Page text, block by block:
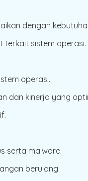
dengan
terkait sistem operasi.
operasi.
dan kinerja yang
serta malware.
berulang.